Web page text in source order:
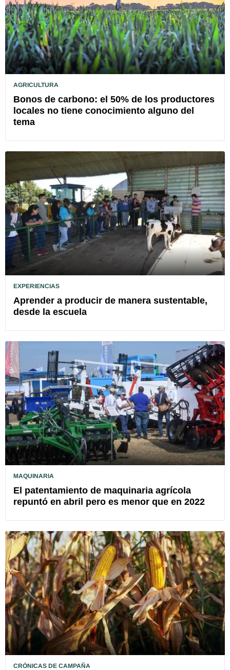
AGRICULTURA
Bonos de carbono: el 50% de los productores
locales no tiene conocimiento alguno del
tema
EXPERIENCIAS
Aprender a producir de manera sustentable,
desde la escuela
MAQUINARIA
El patentamiento de maquinaria agrícola
repuntó en abril pero es menor que en 2022
CRÓNICAS DE CAMPAÑA